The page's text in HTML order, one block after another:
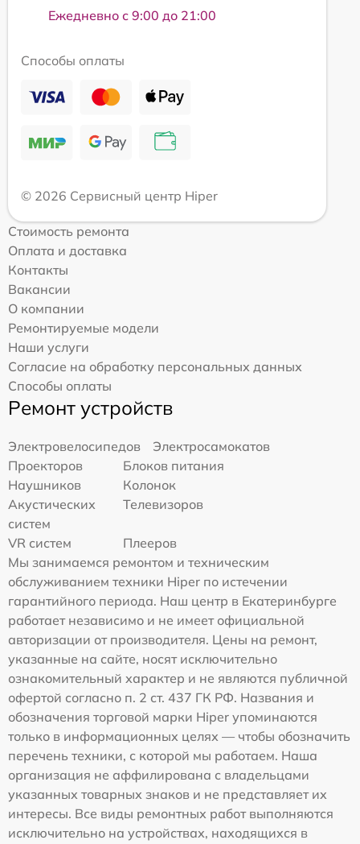
Ежедневно с 9:00 до 21:00
Способы оплаты
© 2026 Сервисный центр Hiper
Стоимость ремонта
Оплата и доставка
Контакты
Вакансии
О компании
Ремонтируемые модели
Наши услуги
Согласие на обработку персональных данных
Способы оплаты
Ремонт устройств
Электровелосипедов
Электросамокатов
Проекторов
Блоков питания
Наушников
Колонок
Акустических
систем
Телевизоров
VR систем
Плееров
Мы занимаемся ремонтом и техническим
обслуживанием техники Hiper по истечении
гарантийного периода. Наш центр в Екатеринбурге
работает независимо и не имеет официальной
авторизации от производителя. Цены на ремонт,
указанные на сайте, носят исключительно
ознакомительный характер и не являются публичной
офертой согласно п. 2 ст. 437 ГК РФ. Названия и
обозначения торговой марки Hiper упоминаются
только в информационных целях — чтобы обозначить
перечень техники, с которой мы работаем. Наша
организация не аффилирована с владельцами
указанных товарных знаков и не представляет их
интересы. Все виды ремонтных работ выполняются
исключительно на устройствах, находящихся в